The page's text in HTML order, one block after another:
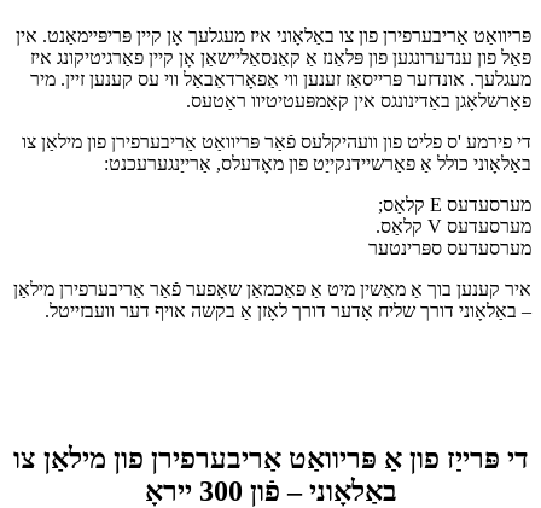
פּריוואַט אַריבערפירן פון צו באַלאָוני איז מעגלעך אָן קיין פּריפּיימאַנט. אין
פאַל פון ענדערונגען פון פּלאַנז אַ קאַנסאַליישאַן אָן קיין פאַרגיטיקונג איז
מעגלעך. אונדזער פּרייסאַז זענען ווי אַפאָרדאַבאַל ווי עס קענען זיין. מיר
פאָרשלאָגן באַדינונגס אין קאַמפּעטיטיוו ראַטעס.
די פירמע 'ס פליט פון וועהיקלעס פֿאַר פּריוואַט אַריבערפירן פון מילאַן צו
באַלאָוני כולל אַ פאַרשיידנקייַט פון מאָדעלס, אַרייַנגערעכנט:
מערסעדעס E קלאַס;
מערסעדעס V קלאַס.
מערסעדעס ספּרינטער
איר קענען בוך אַ מאַשין מיט אַ פאַכמאַן שאָפער פֿאַר אַריבערפירן מילאַן
– באַלאָוני דורך שליח אָדער דורך לאָזן אַ בקשה אויף דער וועבזייטל.
די פּרייַז פון אַ פּריוואַט אַריבערפירן פון מילאַן צו
באַלאָוני – פֿון 300 ייראָ